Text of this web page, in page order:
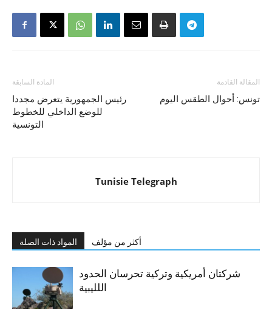
المادة السابقة
رئيس الجمهورية يتعرض مجددا
للوضع الداخلي للخطوط
التونسية
المقالة القادمة
تونس: أحوال الطقس اليوم
Tunisie Telegraph
المواد ذات الصلة أكثر من مؤلف
شركتان أمريكية وتركية تحرسان الحدود
اللليبية